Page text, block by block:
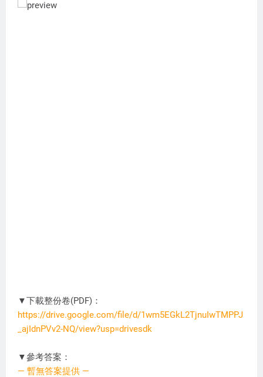
▼下載整份卷(PDF)：
https://drive.google.com/file/d/1wm5EGkL2TjnuIwTMPPJ
_ajIdnPVv2-NQ/view?usp=drivesdk
▼參考答案：
— 暫無答案提供 —